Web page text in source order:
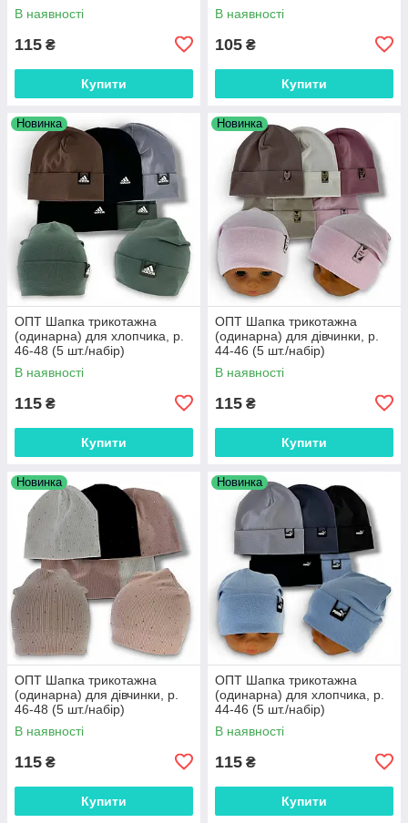
В наявності
115 ₴
Купити
В наявності
105 ₴
Купити
Новинка
ОПТ Шапка трикотажна
(одинарна) для хлопчика, р.
46-48 (5 шт./набір)
В наявності
115 ₴
Купити
Новинка
ОПТ Шапка трикотажна
(одинарна) для дівчинки, р.
44-46 (5 шт./набір)
В наявності
115 ₴
Купити
Новинка
ОПТ Шапка трикотажна
(одинарна) для дівчинки, р.
46-48 (5 шт./набір)
В наявності
115 ₴
Купити
Новинка
ОПТ Шапка трикотажна
(одинарна) для хлопчика, р.
44-46 (5 шт./набір)
В наявності
115 ₴
Купити